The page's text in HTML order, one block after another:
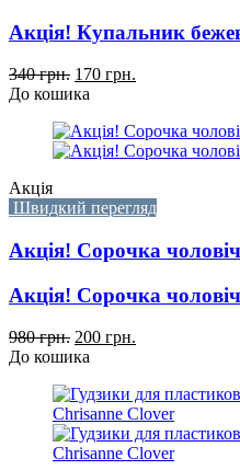
Акція! Купальник
340 грн. 170 грн.
До кошика
Акція
Швидкий перегляд
Акція! Сорочка
Акція! Сорочка
980 грн. 200 грн.
До кошика